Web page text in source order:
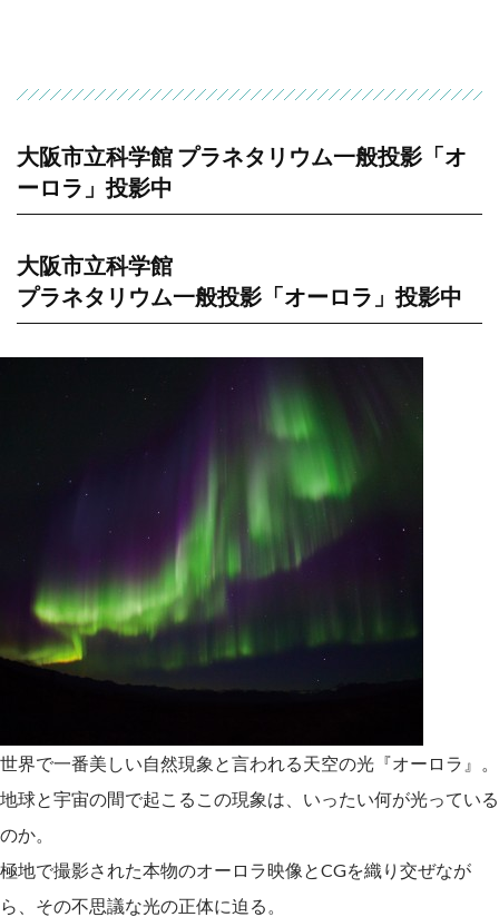
大阪市立科学館 プラネタリウム一般投影「オ
ーロラ」投影中
大阪市立科学館
プラネタリウム一般投影「オーロラ」投影中
世界で一番美しい自然現象と言われる天空の光『オーロラ』。
地球と宇宙の間で起こるこの現象は、いったい何が光っている
のか。
極地で撮影された本物のオーロラ映像とCGを織り交ぜなが
ら、その不思議な光の正体に迫る。